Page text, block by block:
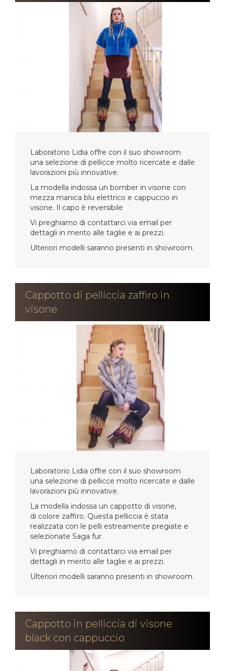
Laboratorio Lidia offre con il suo showroom
una selezione di pellicce molto ricercate e dalle
lavorazioni più innovative.
La modella indossa un bomber in visone con
mezza manica blu elettrico e cappuccio in
visone. Il capo è reversibile
Vi preghiamo di contattarci via email per
dettagli in merito alle taglie e ai prezzi.
Ulteriori modelli saranno presenti in showroom.
Cappotto di pelliccia zaffiro in
visone
Laboratorio Lidia offre con il suo showroom
una selezione di pellicce molto ricercate e dalle
lavorazioni più innovative.
La modella indossa un cappotto di visone,
di colore zaffiro. Questa pelliccia è stata
realizzata con le pelli estreamente pregiate e
selezionate Saga fur.
Vi preghiamo di contattarci via email per
dettagli in merito alle taglie e ai prezzi.
Ulteriori modelli saranno presenti in showroom.
Cappotto in pelliccia di visone
black con cappuccio